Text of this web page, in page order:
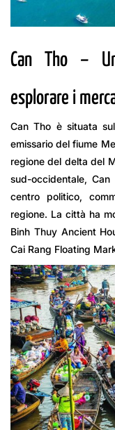
Can Tho –
esplorare i
Can Tho è situata
emissario del fiume
regione del delta del
sud-occidentale,
centro politico,
regione. La città ha
Binh Thuy Ancient
Cai Rang Floating